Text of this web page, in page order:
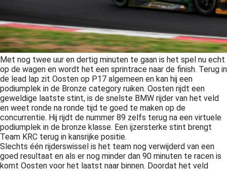
Met nog twee uur en dertig minuten te gaan is het spel nu echt
op de wagen en wordt het een sprintrace naar de finish. Terug in
de lead lap zit Oosten op P17 algemeen en kan hij een
podiumplek in de Bronze category ruiken. Oosten rijdt een
geweldige laatste stint, is de snelste BMW rijder van het veld
en weet ronde na ronde tijd te goed te maken op de
concurrentie. Hij rijdt de nummer 89 zelfs terug na een virtuele
podiumplek in de bronze klasse. Een ijzersterke stint brengt
Team KRC terug in kansrijke positie.
Slechts één rijderswissel is het team nog verwijderd van een
goed resultaat en als er nog minder dan 90 minuten te racen is
komt Oosten voor het laatst naar binnen. Doordat het veld